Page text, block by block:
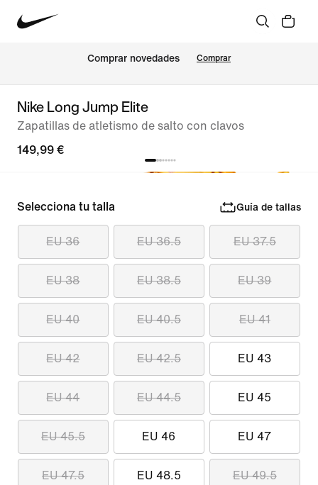
Comprar novedades Comprar
Nike Long Jump Elite
Zapatillas de atletismo de salto con clavos
149,99 €
Selecciona tu talla Guía de tallas
EU 36 EU 36.5 EU 37.5
EU 38 EU 38.5 EU 39
EU 40 EU 40.5 EU 41
EU 42 EU 42.5 EU 43
EU 44 EU 44.5 EU 45
EU 45.5 EU 46 EU 47
EU 47.5 EU 48.5 EU 49.5